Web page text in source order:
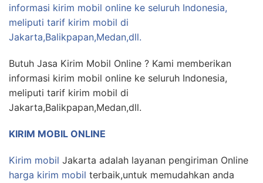
informasi kirim mobil online ke seluruh Indonesia,
meliputi tarif kirim mobil di
Jakarta,Balikpapan,Medan,dll.
Butuh Jasa Kirim Mobil Online ? Kami memberikan
informasi kirim mobil online ke seluruh Indonesia,
meliputi tarif kirim mobil di
Jakarta,Balikpapan,Medan,dll.
KIRIM MOBIL ONLINE
Kirim mobil Jakarta adalah layanan pengiriman Online
harga kirim mobil terbaik,untuk memudahkan anda